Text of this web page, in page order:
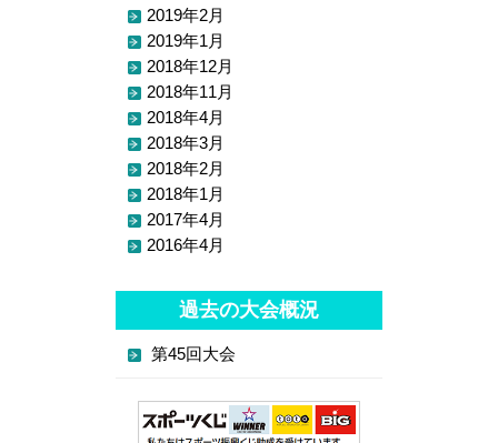
2019年2月
2019年1月
2018年12月
2018年11月
2018年4月
2018年3月
2018年2月
2018年1月
2017年4月
2016年4月
過去の大会概況
第45回大会